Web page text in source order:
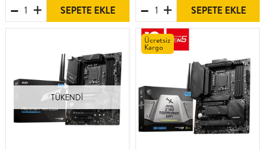
SEPETE EKLE SEPETE EKLE
TÜKENDI
Ücretsiz
Kargo